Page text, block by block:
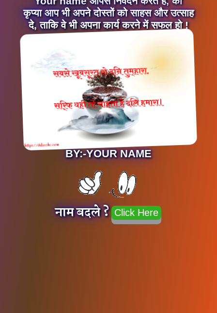
कृप्या आप भी अपने दोस्तों को साहस और उत्साह
दे, ताकि वे भी अपना कार्य करने में सफल हो !
BY:-YOUR NAME
नाम बदले ? Click Here